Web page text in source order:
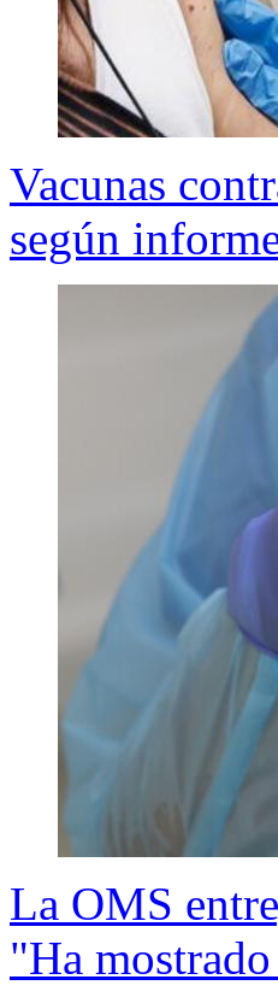
Vacunas
según
La OMS
"Ha